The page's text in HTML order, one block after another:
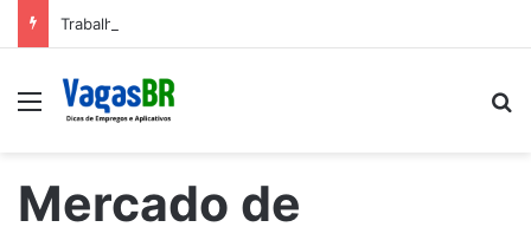
Trabalhe conosco: Vagas abertas na Petrobras
Menu
Mercado de